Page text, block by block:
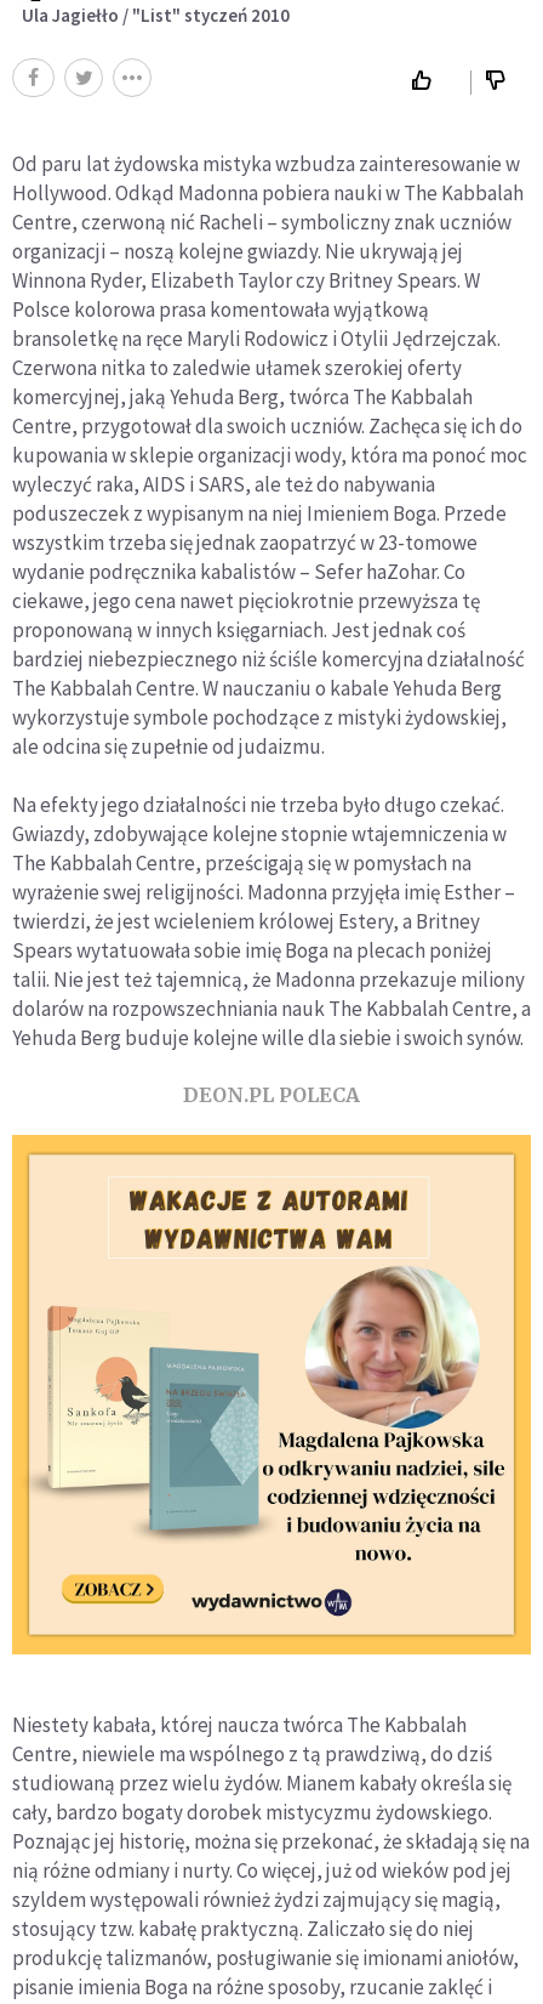
Ula Jagiełło / "List" styczeń 2010
Od paru lat żydowska mistyka wzbudza zainteresowanie w
Hollywood. Odkąd Madonna pobiera nauki w The Kabbalah
Centre, czerwoną nić Racheli – symboliczny znak uczniów
organizacji – noszą kolejne gwiazdy. Nie ukrywają jej
Winnona Ryder, Elizabeth Taylor czy Britney Spears. W
Polsce kolorowa prasa komentowała wyjątkową
bransoletkę na ręce Maryli Rodowicz i Otylii Jędrzejczak.
Czerwona nitka to zaledwie ułamek szerokiej oferty
komercyjnej, jaką Yehuda Berg, twórca The Kabbalah
Centre, przygotował dla swoich uczniów. Zachęca się ich do
kupowania w sklepie organizacji wody, która ma ponoć moc
wyleczyć raka, AIDS i SARS, ale też do nabywania
poduszeczek z wypisanym na niej Imieniem Boga. Przede
wszystkim trzeba się jednak zaopatrzyć w 23-tomowe
wydanie podręcznika kabalistów – Sefer haZohar. Co
ciekawe, jego cena nawet pięciokrotnie przewyższa tę
proponowaną w innych księgarniach. Jest jednak coś
bardziej niebezpiecznego niż ściśle komercyjna działalność
The Kabbalah Centre. W nauczaniu o kabale Yehuda Berg
wykorzystuje symbole pochodzące z mistyki żydowskiej,
ale odcina się zupełnie od judaizmu.
Na efekty jego działalności nie trzeba było długo czekać.
Gwiazdy, zdobywające kolejne stopnie wtajemniczenia w
The Kabbalah Centre, prześcigają się w pomysłach na
wyrażenie swej religijności. Madonna przyjęła imię Esther –
twierdzi, że jest wcieleniem królowej Estery, a Britney
Spears wytatuowała sobie imię Boga na plecach poniżej
talii. Nie jest też tajemnicą, że Madonna przekazuje miliony
dolarów na rozpowszechniania nauk The Kabbalah Centre, a
Yehuda Berg buduje kolejne wille dla siebie i swoich synów.
DEON.PL POLECA
Niestety kabała, której naucza twórca The Kabbalah
Centre, niewiele ma wspólnego z tą prawdziwą, do dziś
studiowaną przez wielu żydów. Mianem kabały określa się
cały, bardzo bogaty dorobek mistycyzmu żydowskiego.
Poznając jej historię, można się przekonać, że składają się na
nią różne odmiany i nurty. Co więcej, już od wieków pod jej
szyldem występowali również żydzi zajmujący się magią,
stosujący tzw. kabałę praktyczną. Zaliczało się do niej
produkcję talizmanów, posługiwanie się imionami aniołów,
pisanie imienia Boga na różne sposoby, rzucanie zaklęć i